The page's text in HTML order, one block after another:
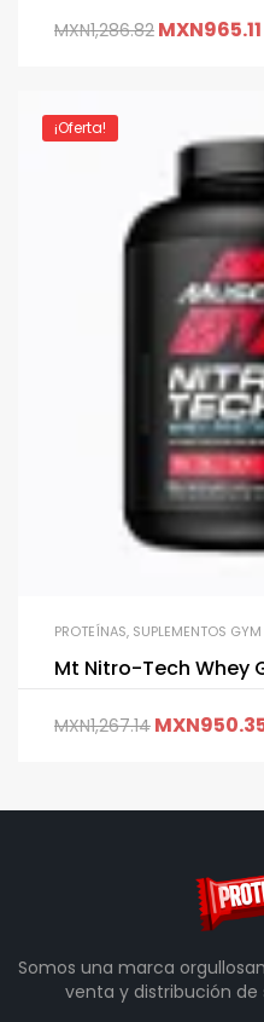
MXN1,286.82 MXN965.11
¡Oferta!
PROTEÍNAS, SUPLEMENTOS GYM
Mt Nitro-Tech Whey
MXN1,267.14 MXN
Somos una marca
venta y distribución